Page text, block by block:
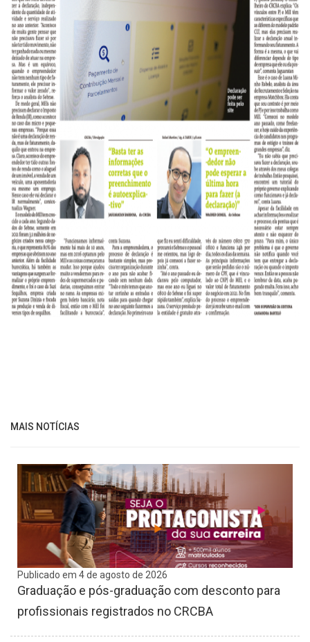
MAIS NOTÍCIAS
Publicado em 4 de agosto de 2026
Graduação e pós-graduação com desconto para
profissionais registrados no CRCBA